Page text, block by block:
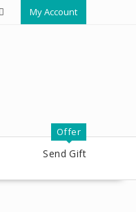
My Account
Offer
Send Gift